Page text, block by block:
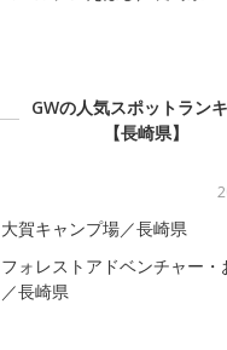
GWの人気スポットラン
【長崎県】
大賀キャンプ場／長崎県
フォレストアドベンチャー
／長崎県